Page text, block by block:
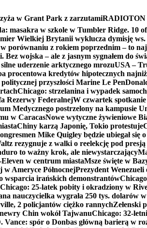
w Grant Park z zarzutami
masakra w szkole w Tumbler Ridge. 10
Wielkiej Brytanii wyklucza dymisję
w porównaniu z rokiem poprzednim – to
wojska – ale z jasnym sygnałem do
uderzenie arktycznego mrozuUSA –
procentowa kredytów hipotecznych
przyszłości Marine Le Pen
Chicago: strzelanina i wypadek
Rezerwy FederalnejW czwartek
Medycznego postrzelony na kampusie
w CaracasNowe wytyczne żywieniowe
Chiny karzą Japonię, Tokio protestuje
Mike Quigley będzie ubiegał się
rezygnuje z walki o reelekcję pod presją
to ważny krok, ale niewystarczający
w centrum miastaMsze święte w
Ameryce PółnocnejPrezydent
wsparcia irańskich demonstrantów
Chicago: 25-latek pobity i okradziony w
nauczycielka wygrała 250 tys. dolarów
2 policjantów ciężko rannychZełenski
Chin wokół TajwanuChicago: 32-
Vance: spór o Donbas główną barierą w